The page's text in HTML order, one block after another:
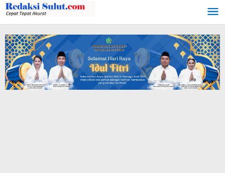
Lewati
ke
konten